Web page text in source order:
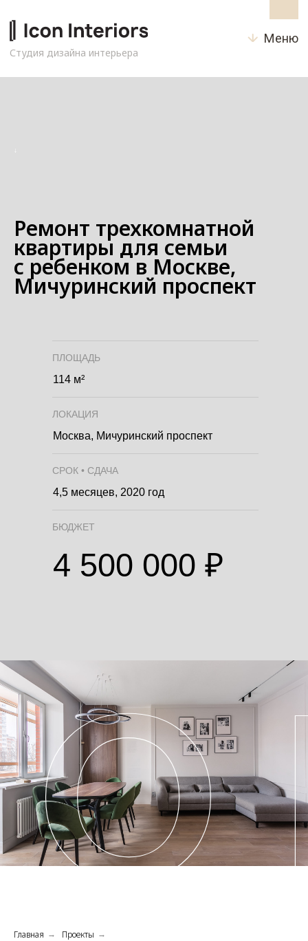
Студия дизайна интерьера
↓
Ремонт трехкомнатной
квартиры для семьи
с ребенком в Москве,
Мичуринский проспект
ПЛОЩАДЬ
114 м²
ЛОКАЦИЯ
Москва, Мичуринский проспект
СРОК • СДАЧА
4,5 месяцев, 2020 год
БЮДЖЕТ
4 500 000 ₽
Главная → Проекты →